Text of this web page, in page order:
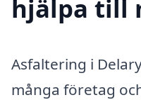
hjälpa till
Asfaltering i
många företag